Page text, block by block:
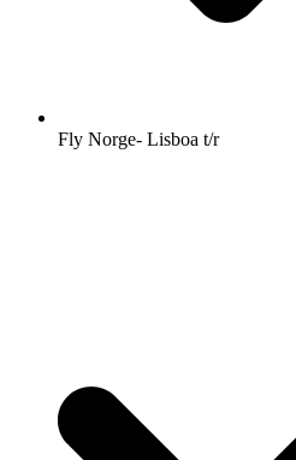
Fly Norge- Lisboa t/r